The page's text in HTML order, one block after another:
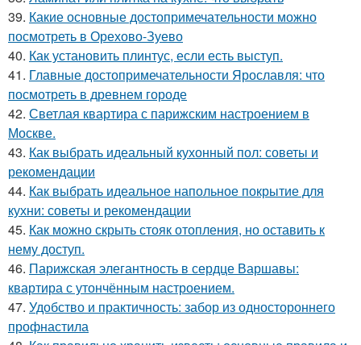
39. Какие основные достопримечательности можно
посмотреть в Орехово-Зуево
40. Как установить плинтус, если есть выступ.
41. Главные достопримечательности Ярославля: что
посмотреть в древнем городе
42. Светлая квартира с парижским настроением в
Москве.
43. Как выбрать идеальный кухонный пол: советы и
рекомендации
44. Как выбрать идеальное напольное покрытие для
кухни: советы и рекомендации
45. Как можно скрыть стояк отопления, но оставить к
нему доступ.
46. Парижская элегантность в сердце Варшавы:
квартира с утончённым настроением.
47. Удобство и практичность: забор из одностороннего
профнастила